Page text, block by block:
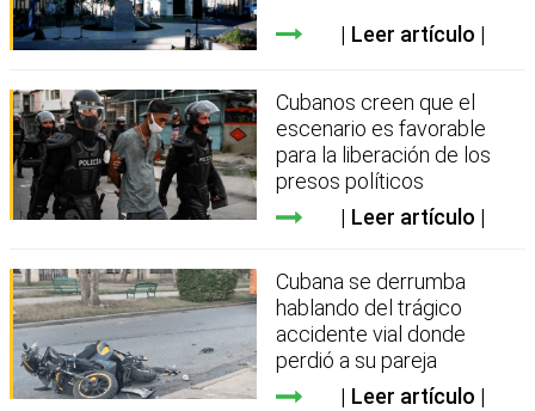
Leer artículo
Cubanos creen que el
escenario es favorable
para la liberación de los
presos políticos
Leer artículo
Cubana se derrumba
hablando del trágico
accidente vial donde
perdió a su pareja
Leer artículo